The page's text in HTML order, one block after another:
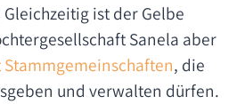
ist der Gelbe
Sanela aber
, die
und verwalten dürfen.